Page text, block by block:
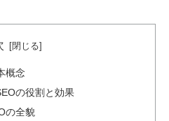
概念
の役割と効果
の全貌